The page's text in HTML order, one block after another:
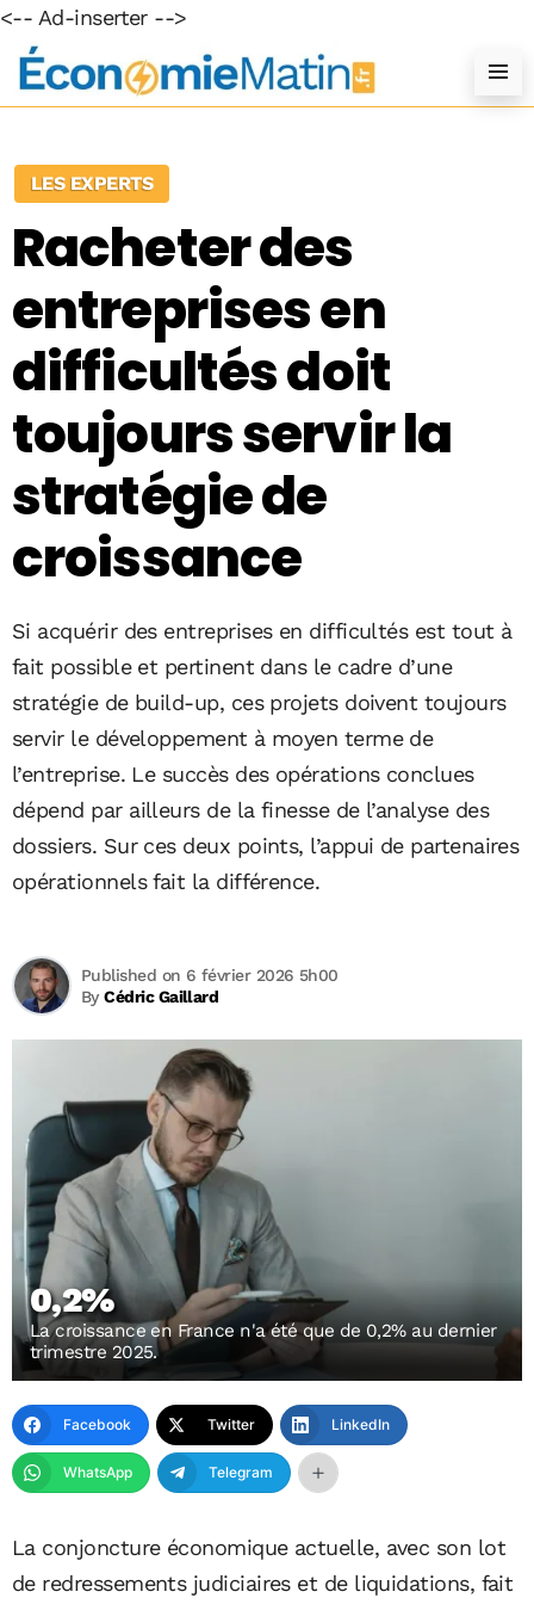
<-- Ad-inserter -->
LES EXPERTS
Racheter des
entreprises en
difficultés doit
toujours servir la
stratégie de
croissance
Si acquérir des entreprises en difficultés est tout à
fait possible et pertinent dans le cadre d’une
stratégie de build-up, ces projets doivent toujours
servir le développement à moyen terme de
l’entreprise. Le succès des opérations conclues
dépend par ailleurs de la finesse de l’analyse des
dossiers. Sur ces deux points, l’appui de partenaires
opérationnels fait la différence.
ByCédric Gaillard
Published on 6 février 2026 5h00
0,2%
La croissance en France n'a été que de 0,2% au dernier
trimestre 2025.
Facebook Twitter LinkedIn
WhatsApp Telegram
La conjoncture économique actuelle, avec son lot
de redressements judiciaires et de liquidations, fait